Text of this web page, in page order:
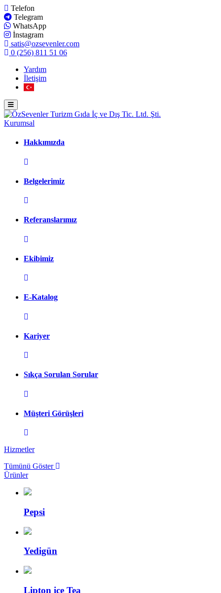
Telefon
Telegram
WhatsApp
İnstagram
satis@ozsevenler.com
0 (256) 811 51 06
Yardım
İletişim
Kurumsal
Hakkımızda
Belgelerimiz
Referanslarımız
Ekibimiz
E-Katalog
Kariyer
Sıkça Sorulan Sorular
Müşteri Görüşleri
Hizmetler
Tümünü Göster
Ürünler
Pepsi
Yedigün
Lipton ice Tea